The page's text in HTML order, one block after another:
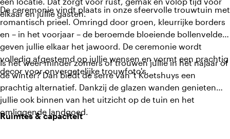
elkaar en jullie gasten.
De ceremonie vindt plaats in onze sfeervolle trouwtuin met
romantisch prieel. Omringd door groen, kleurrijke borders
en – in het voorjaar – de beroemde bloeiende bollenvelden
geven jullie elkaar het jawoord. De ceremonie wordt
volledig afgestemd op jullie wensen en vormt een prachtig
decor voor onvergetelijke trouwfoto's.
Is het weer minder zomers of trouwen jullie in het najaar of
de winter? Dan biedt de serre van 't Koetshuys een
prachtig alternatief. Dankzij de glazen wanden genieten
jullie ook binnen van het uitzicht op de tuin en het
omliggende landgoed.
Ruimtes & capaciteit